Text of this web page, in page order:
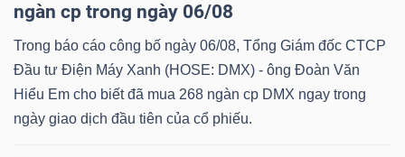
ngàn cp trong ngày 06/08
Trong báo cáo công bố ngày 06/08, Tổng Giám đốc CTCP
Đầu tư Điện Máy Xanh (HOSE: DMX) - ông Đoàn Văn
Hiểu Em cho biết đã mua 268 ngàn cp DMX ngay trong
ngày giao dịch đầu tiên của cổ phiếu.